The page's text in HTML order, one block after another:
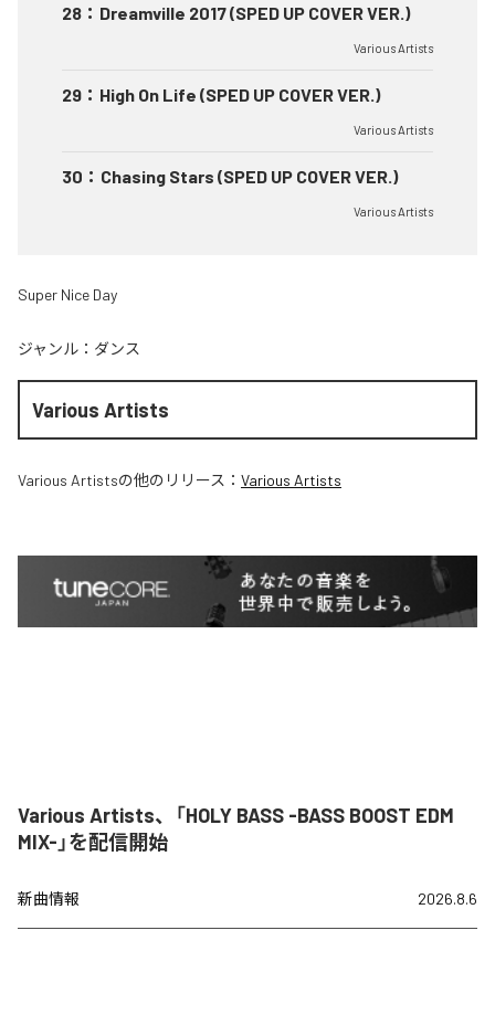
28 ： Dreamville 2017 (SPED UP COVER VER.)
Various Artists
29 ： High On Life (SPED UP COVER VER.)
Various Artists
30 ： Chasing Stars (SPED UP COVER VER.)
Various Artists
Super Nice Day
ジャンル： ダンス
Various Artists
Various Artistsの他のリリース： Various Artists
Various Artists、「HOLY BASS -BASS BOOST EDM
MIX-」を配信開始
新曲情報 2026.8.6